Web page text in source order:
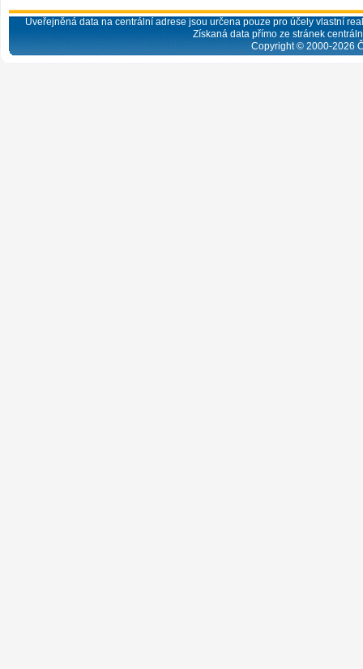
Uveřejněná data na centrální adrese jsou určena pouze pro účely vlastní
Získaná data přímo ze stránek
Copyright © 2000-2026